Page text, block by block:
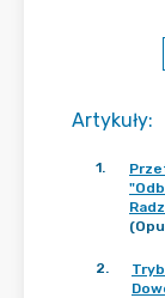
Artykuły:
1.
2.